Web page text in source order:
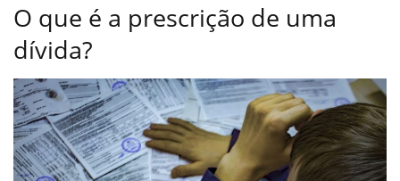
O que é a prescrição de uma
dívida?